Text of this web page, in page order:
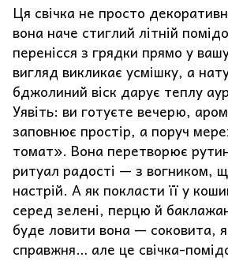
Ця свічка не просто
вона наче стиглий літній
перенісся з грядки прямо у
вигляд викликає усмішку, а
бджолиний віск дарує теплу
Уявіть: ви готуєте вечерю,
заповнює простір, а поруч
томат». Вона перетворює
ритуал радості — з вогником,
настрій. А як покласти її у
серед зелені, перцю й
буде ловити вона — соковита,
справжня… але це свічка-